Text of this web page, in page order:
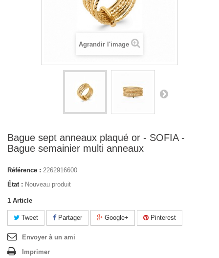
Agrandir l'image
Bague sept anneaux plaqué or - SOFIA -
Bague semainier multi anneaux
Référence : 2262916600
État : Nouveau produit
1 Article
Tweet Partager Google+ Pinterest
Envoyer à un ami
Imprimer